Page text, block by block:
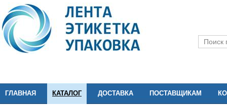
ГЛАВНАЯ КАТАЛОГ ДОСТАВКА ПОСТАВЩИКАМ